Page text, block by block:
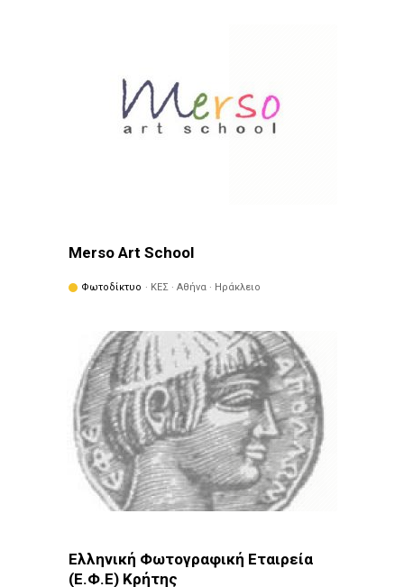
Merso Art School
Φωτοδίκτυο · ΚΕΣ · Αθήνα · Ηράκλειο
Ελληνική Φωτογραφική Εταιρεία
(Ε.Φ.Ε) Κρήτης